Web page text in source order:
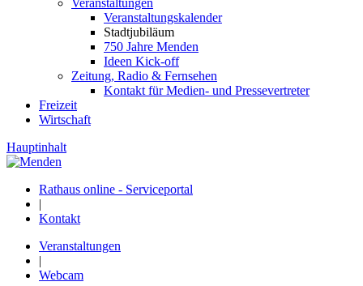
Veranstaltungen
Veranstaltungskalender
Stadtjubiläum
750 Jahre Menden
Ideen Kick-off
Zeitung, Radio & Fernsehen
Kontakt für Medien- und Pressevertreter
Freizeit
Wirtschaft
Hauptinhalt
Rathaus online - Serviceportal
|
Kontakt
Veranstaltungen
|
Webcam